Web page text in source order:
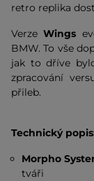
retro replika
VerzeWings
BMW. To vše
jak to dříve
zpracování
přileb.
Technický
Morpho
tváři